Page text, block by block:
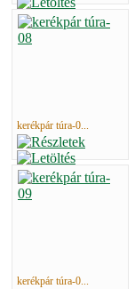
kerékpár túra-0...
kerékpár túra-0...